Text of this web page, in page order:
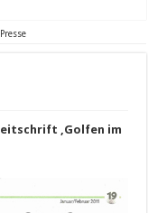
Presse
‚Golfen im